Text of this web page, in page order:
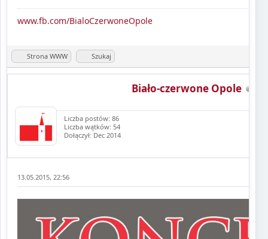
www.fb.com/BialoCzerwoneOpole
Strona WWW Szukaj
Biało-czerwone Opole
Liczba postów: 86
Liczba wątków: 54
Dołączył: Dec 2014
13.05.2015, 22:56